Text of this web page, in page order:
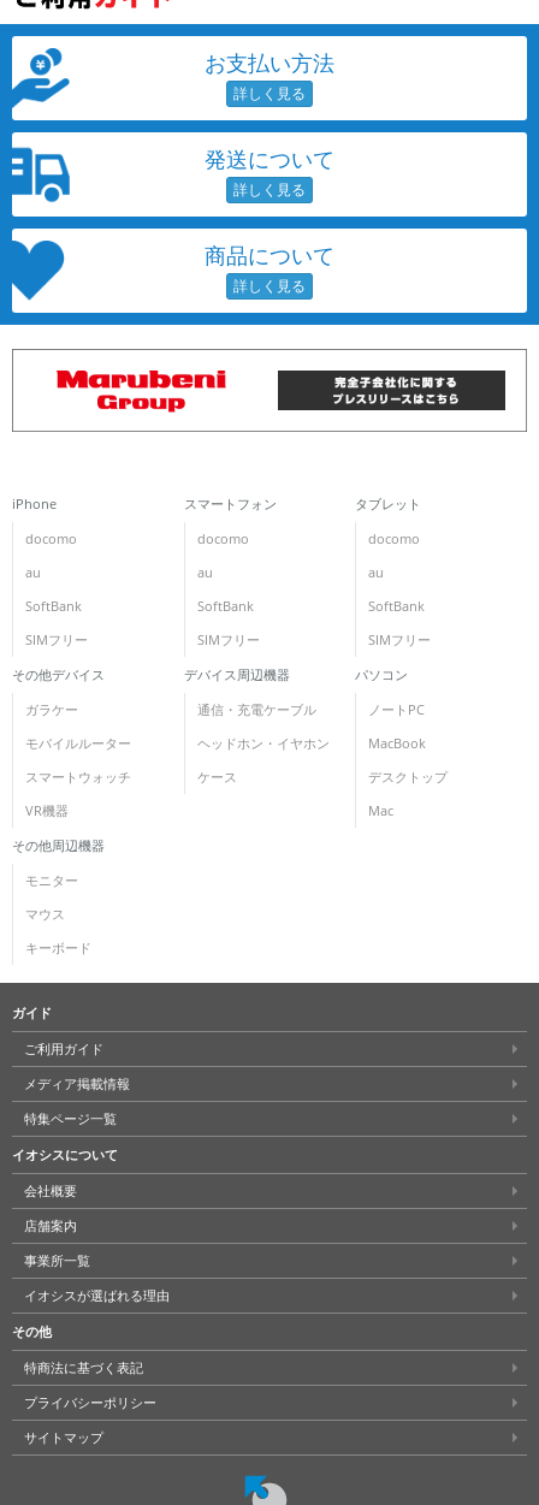
お支払い方法
発送について
商品について
iPhone
docomo
au
SoftBank
SIMフリー
スマートフォン
docomo
au
SoftBank
SIMフリー
タブレット
docomo
au
SoftBank
SIMフリー
その他デバイス
ガラケー
モバイルルーター
スマートウォッチ
VR機器
デバイス周辺機器
通信・充電ケーブル
ヘッドホン・イヤホン
ケース
パソコン
ノートPC
MacBook
デスクトップ
Mac
その他周辺機器
モニター
マウス
キーボード
ガイド
ご利用ガイド
メディア掲載情報
特集ページ一覧
イオシスについて
会社概要
店舗案内
事業所一覧
イオシスが選ばれる理由
その他
特商法に基づく表記
プライバシーポリシー
サイトマップ